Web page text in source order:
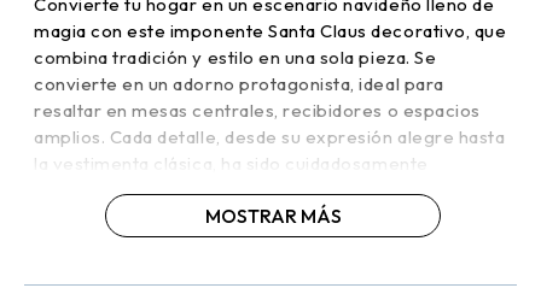
magia con este imponente Santa Claus decorativo, que
combina tradición y estilo en una sola pieza. Se
convierte en un adorno protagonista, ideal para
resaltar en mesas centrales, recibidores o espacios
amplios. Cada detalle, desde su expresión alegre hasta
la vestimenta clásica, ha sido cuidadosamente
elaborado para transmitir alegría y espíritu festivo.
Perfecto para quienes buscan un estilo navideño
elegante, tradicional y llamativo.
MOSTRAR MÁS